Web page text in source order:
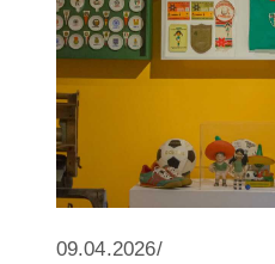
09.04.2026/